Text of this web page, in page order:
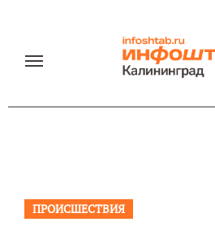
содержанию
ПРОИСШЕСТВИЯ